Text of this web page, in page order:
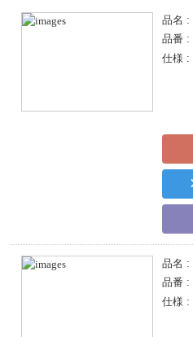
品名
品番
仕様
品名
品番
仕様